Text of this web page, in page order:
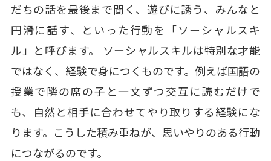
だちの話を最後まで聞く、遊びに誘う、みんなと
円滑に話す、といった行動を「ソーシャルスキ
ル」と呼びます。 ソーシャルスキルは特別な才能
ではなく、経験で身につくものです。例えば国語の
授業で隣の席の子と一文ずつ交互に読むだけで
も、自然と相手に合わせてやり取りする経験にな
ります。こうした積み重ねが、思いやりのある行動
につながるのです。